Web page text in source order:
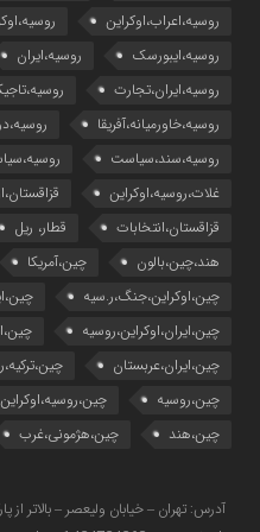
روسیه،اعراب،اوکراین
روسیه،ایبورسک
روسیه،ایران
روسیه،ایران،تجارت
روسیه،خاورمیانه،آفریقا
روسیه،سند،سیاست
غلات،روسیه،اوکراین
قزاقستان،انتخابات
قطار، ریل
هند،چین،بالون
چین،آمریکا
چین،اوکراین،جنگ،ر.سیه
چین،ایران،اوکراین،روسیه
چین،ایران،عربستان
چین،روسیه
چین،روسیه،اوکراین
چین،هند
چین،هژمونی،غرب